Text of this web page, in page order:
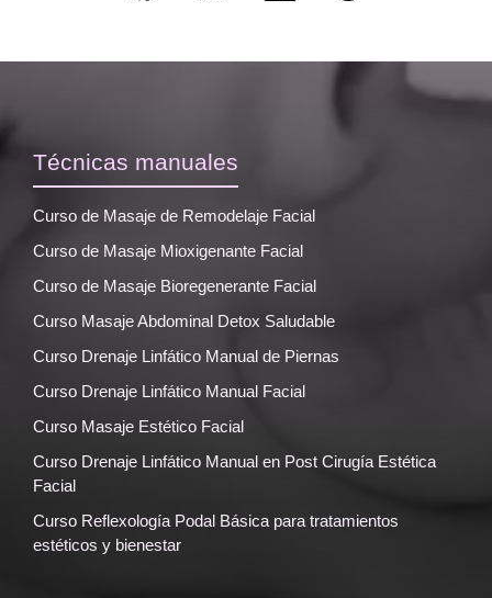
Técnicas manuales
Curso de Masaje de Remodelaje Facial
Curso de Masaje Mioxigenante Facial
Curso de Masaje Bioregenerante Facial
Curso Masaje Abdominal Detox Saludable
Curso Drenaje Linfático Manual de Piernas
Curso Drenaje Linfático Manual Facial
Curso Masaje Estético Facial
Curso Drenaje Linfático Manual en Post Cirugía Estética
Facial
Curso Reflexología Podal Básica para tratamientos
estéticos y bienestar